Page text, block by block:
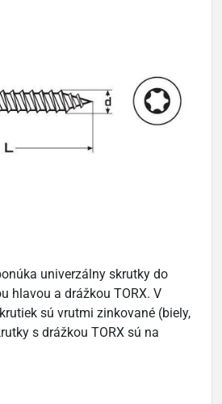
univerzálny skrutky do
hlavou a drážkou TORX. V
sú vrutmi zinkované (biely,
s drážkou TORX sú na